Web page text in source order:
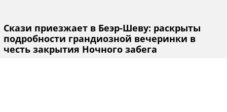
Скази приезжает в Беэр-Шеву: раскрыты
подробности грандиозной вечеринки в
честь закрытия Ночного забега